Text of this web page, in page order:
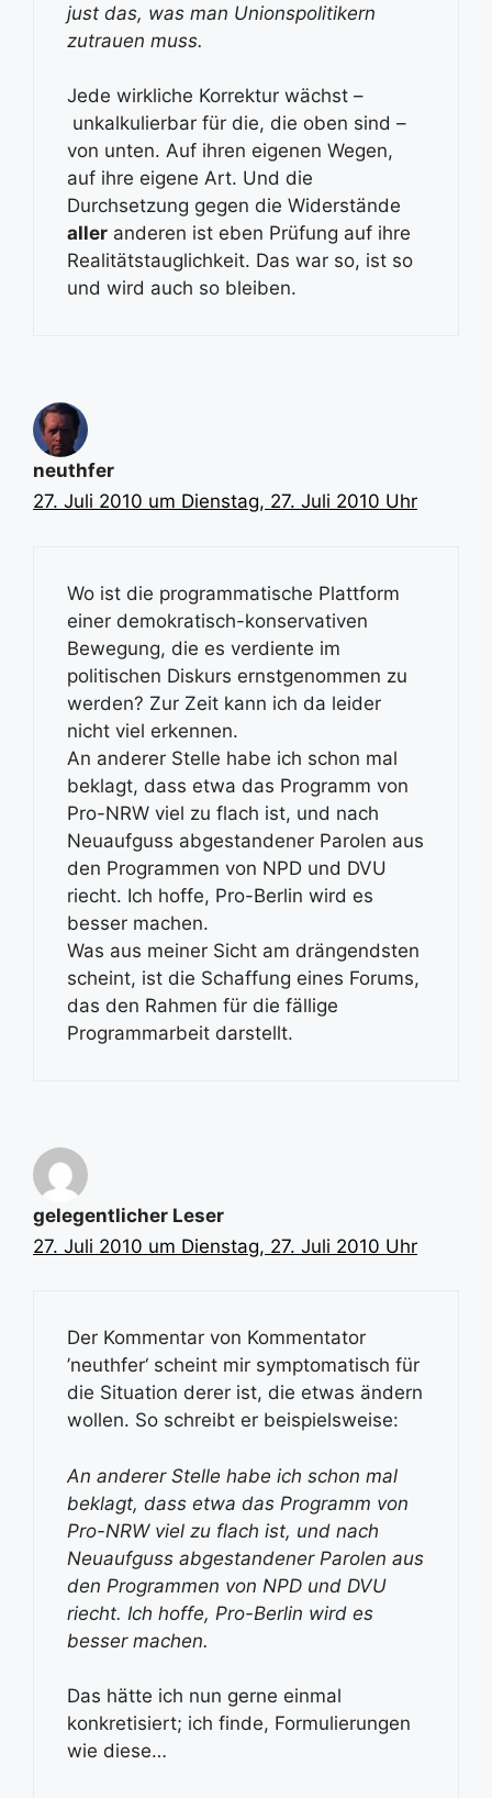
just das, was man Unionspolitikern
zutrauen muss.
Jede wirkliche Korrektur wächst –
unkalkulierbar für die, die oben sind –
von unten. Auf ihren eigenen Wegen,
auf ihre eigene Art. Und die
Durchsetzung gegen die Widerstände
aller anderen ist eben Prüfung auf ihre
Realitätstauglichkeit. Das war so, ist so
und wird auch so bleiben.
neuthfer
27. Juli 2010 um Dienstag, 27. Juli 2010 Uhr
Wo ist die programmatische Plattform
einer demokratisch-konservativen
Bewegung, die es verdiente im
politischen Diskurs ernstgenommen zu
werden? Zur Zeit kann ich da leider
nicht viel erkennen.
An anderer Stelle habe ich schon mal
beklagt, dass etwa das Programm von
Pro-NRW viel zu flach ist, und nach
Neuaufguss abgestandener Parolen aus
den Programmen von NPD und DVU
riecht. Ich hoffe, Pro-Berlin wird es
besser machen.
Was aus meiner Sicht am drängendsten
scheint, ist die Schaffung eines Forums,
das den Rahmen für die fällige
Programmarbeit darstellt.
gelegentlicher Leser
27. Juli 2010 um Dienstag, 27. Juli 2010 Uhr
Der Kommentar von Kommentator
’neuthfer‘ scheint mir symptomatisch für
die Situation derer ist, die etwas ändern
wollen. So schreibt er beispielsweise:
An anderer Stelle habe ich schon mal
beklagt, dass etwa das Programm von
Pro-NRW viel zu flach ist, und nach
Neuaufguss abgestandener Parolen aus
den Programmen von NPD und DVU
riecht. Ich hoffe, Pro-Berlin wird es
besser machen.
Das hätte ich nun gerne einmal
konkretisiert; ich finde, Formulierungen
wie diese…